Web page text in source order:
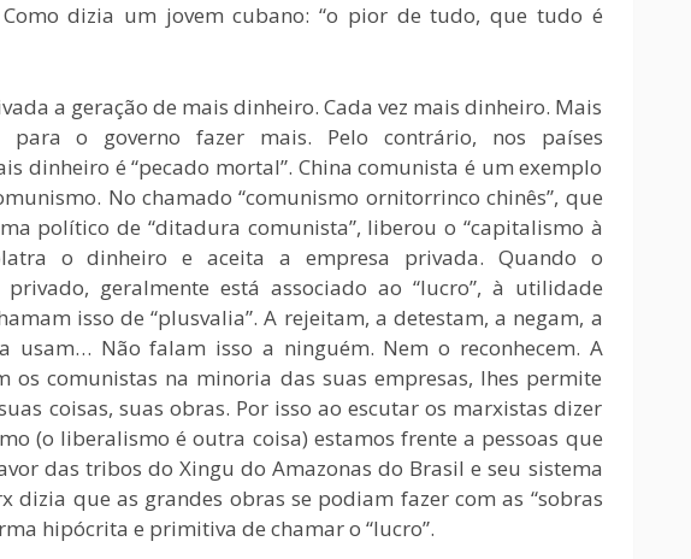
dizia um jovem cubano: “o pior de tudo, que tudo é
a geração de mais dinheiro. Cada vez mais dinheiro. Mais
para o governo fazer mais. Pelo contrário, nos países
dinheiro é “pecado mortal”. China comunista é um exemplo
No chamado “comunismo ornitorrinco chinês”, que
político de “ditadura comunista”, liberou o “capitalismo à
o dinheiro e aceita a empresa privada. Quando o
geralmente está associado ao “lucro”, à utilidade
isso de “plusvalia”. A rejeitam, a detestam, a negam, a
usam… Não falam isso a ninguém. Nem o reconhecem. A
os comunistas na minoria das suas empresas, lhes permite
coisas, suas obras. Por isso ao escutar os marxistas dizer
(o liberalismo é outra coisa) estamos frente a pessoas que
das tribos do Xingu do Amazonas do Brasil e seu sistema
dizia que as grandes obras se podiam fazer com as “sobras
hipócrita e primitiva de chamar o “lucro”.